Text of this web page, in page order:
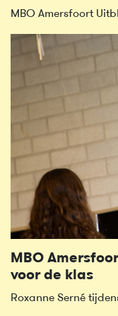
MBO Amersfoort
MBO
voor de klas
Roxanne Serné